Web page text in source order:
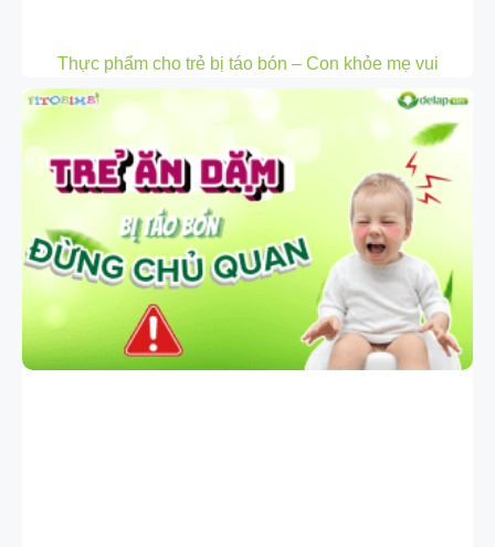
Thực phẩm cho trẻ bị táo bón – Con khỏe mẹ vui